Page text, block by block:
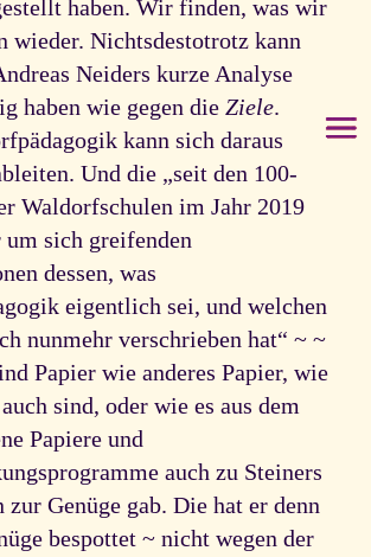
haben. Wir finden, was wir
wieder. Nichtsdestotrotz kann
Neiders kurze Analyse
haben wie gegen die Ziele.
kann sich daraus
Und die „seit den 100-
Waldorfschulen im Jahr 2019
sich greifenden
dessen, was
eigentlich sei, und welchen
nunmehr verschrieben hat“ ~ ~
Papier wie anderes Papier, wie
sind, oder wie es aus dem
Papiere und
auch zu Steiners
zur Genüge gab. Die hat er denn
bespottet ~ nicht wegen der